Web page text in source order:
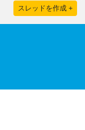
スレッドを作成 +